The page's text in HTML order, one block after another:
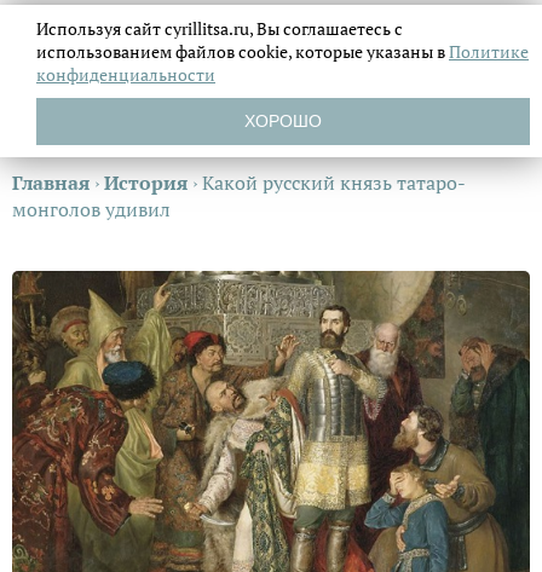
Главная ›История ›Какой русский князь татаро-
монголов удивил
Используя сайт cyrillitsa.ru, Вы соглашаетесь с
использованием файловcookie, которые указаны вПолитике
конфиденциальности
ХОРОШО